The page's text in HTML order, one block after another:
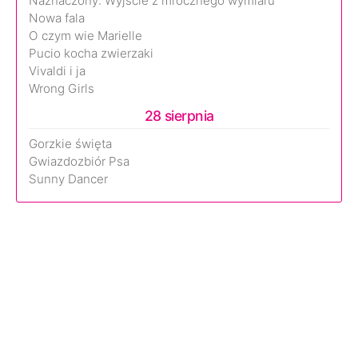
Nowa fala
O czym wie Marielle
Pucio kocha zwierzaki
Vivaldi i ja
Wrong Girls
28 sierpnia
Gorzkie święta
Gwiazdozbiór Psa
Sunny Dancer